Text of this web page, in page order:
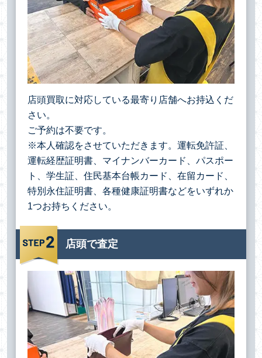
店頭買取に対応している最寄り店舗へお持込くだ
さい。
ご予約は不要です。
※本人確認をさせていただきます。運転免許証、
運転経歴証明書、マイナンバーカード、パスポー
ト、学生証、住民基本台帳カード、在留カード、
特別永住証明書、各種健康証明書などをいずれか
1つお持ちください。
店頭で査定